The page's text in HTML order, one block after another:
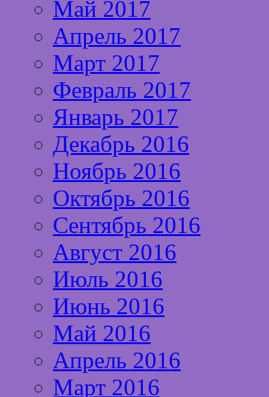
Май 2017
Апрель 2017
Март 2017
Февраль 2017
Январь 2017
Декабрь 2016
Ноябрь 2016
Октябрь 2016
Сентябрь 2016
Август 2016
Июль 2016
Июнь 2016
Май 2016
Апрель 2016
Март 2016